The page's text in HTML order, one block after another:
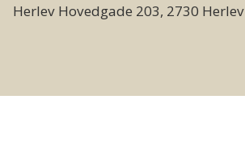
Herlev Hovedgade 203, 2730 Herlev